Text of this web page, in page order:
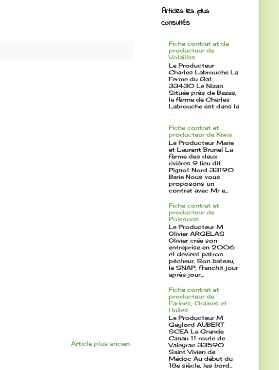
Article plus ancien
Articles les plus
consultés
Fiche contrat et de
producteur de
Volailles
Le Producteur
Charles Labrouche La
Ferme du Gat
33430 Le Nizan
Située près de Bazas,
la ferme de Charles
Labrouche est dans la
...
Fiche contrat et
producteur de Kiwis
Le Producteur Marie
et Laurent Brunel La
ferme des deux
rivières 9 lieu dit
Pignot Nord 33190
Barie Nous vous
proposons un
contrat avec Mr e...
Fiche contrat et
producteur de
Poissons
Le Producteur M
Olivier ARGELAS
Olivier crée son
entreprise en 2006
et devient patron
pêcheur. Son bateau,
le SNAP, franchit jour
après jour...
Fiche contrat et
producteur de
Farines, Graines et
Huiles
Le Producteur M
Gaylord AUBERT
SCEA La Grande
Canau 11 route de
Valeyrac 33590
Saint Vivien de
Médoc Au début du
18e siècle, les bord...